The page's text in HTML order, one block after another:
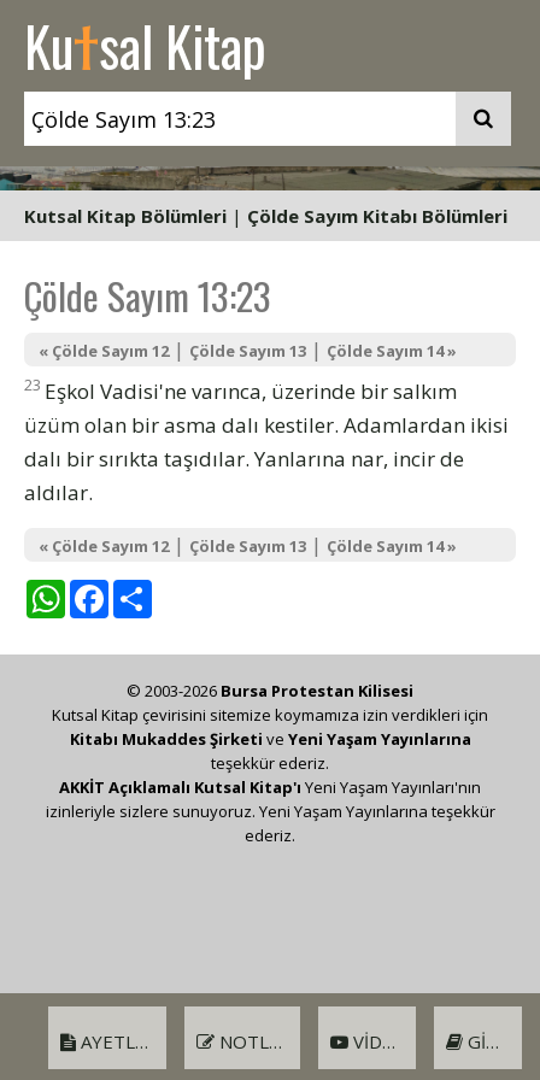
Kutsal Kitap
Kutsal Kitap Bölümleri | Çölde Sayım Kitabı Bölümleri
Çölde Sayım 13:23
« Çölde Sayım 12| Çölde Sayım 13 | Çölde Sayım 14 »
23 Eşkol Vadisi'ne varınca, üzerinde bir salkım
üzüm olan bir asma dalı kestiler. Adamlardan ikisi
dalı bir sırıkta taşıdılar. Yanlarına nar, incir de
aldılar.
« Çölde Sayım 12| Çölde Sayım 13 | Çölde Sayım 14 »
WhatsAppFacebook
AYETLER NOTLAR VIDEO GIRIŞ
© 2003-2026 Bursa Protestan Kilisesi
Kutsal Kitap çevirisini sitemize koymamıza izin verdikleri için
Kitabı Mukaddes Şirketi ve Yeni Yaşam Yayınlarına
teşekkür ederiz.
AKKİT Açıklamalı Kutsal Kitap'ı Yeni Yaşam Yayınları'nın
izinleriyle sizlere sunuyoruz. Yeni Yaşam Yayınlarına teşekkür
ederiz.